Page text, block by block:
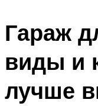
Гараж
виды и
лучше